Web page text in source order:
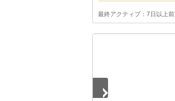
最終アクティブ：7日以上前